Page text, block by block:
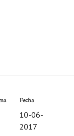
Fecha
10-06-
2017